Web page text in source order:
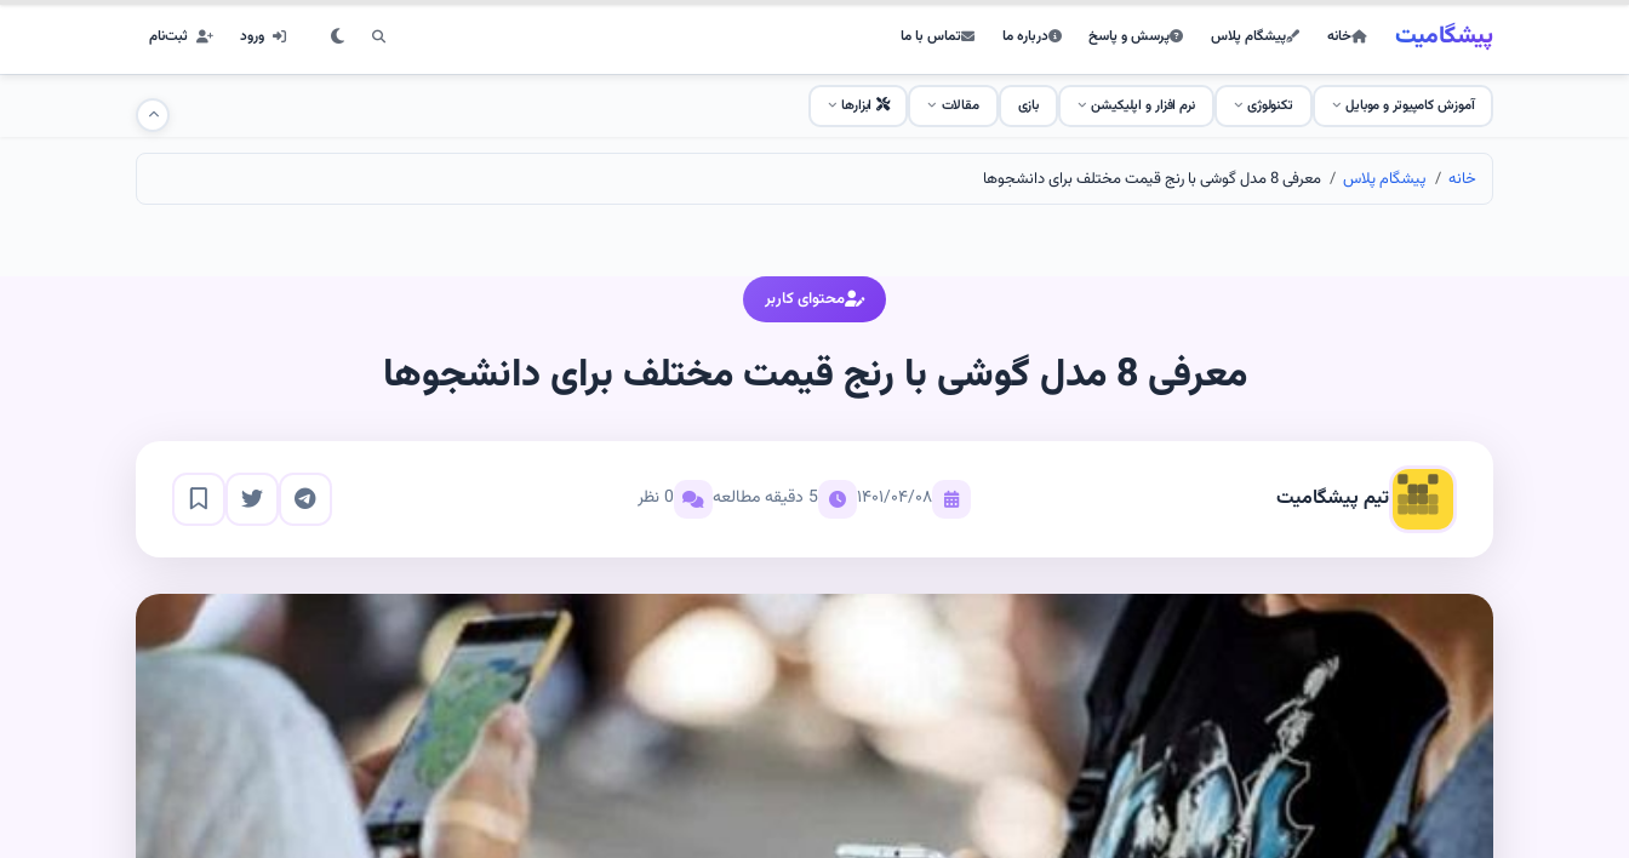
پیشگامیت خانه پیشگام پلاس پرسش و پاسخ درباره ما تماس با ما ورود ثبت‌نام
آموزش کامپیوتر و موبایل تکنولوژی نرم افزار و اپلیکیشن بازی مقالات ابزارها
خانه پیشگام پلاس معرفی 8 مدل گوشی با رنج قیمت مختلف برای دانشجوها
محتوای کاربر
معرفی 8 مدل گوشی با رنج قیمت مختلف برای دانشجوها
تیم پیشگامیت ۱۴۰۱/۰۴/۰۸ 5 دقیقه مطالعه 0 نظر